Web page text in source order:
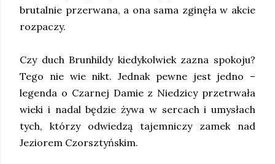
brutalnie przerwana, a ona sama zginęła w akcie
rozpaczy.
Czy duch Brunhildy kiedykolwiek zazna spokoju?
Tego nie wie nikt. Jednak pewne jest jedno –
legenda o Czarnej Damie z Niedzicy przetrwała
wieki i nadal będzie żywa w sercach i umysłach
tych, którzy odwiedzą tajemniczy zamek nad
Jeziorem Czorsztyńskim.